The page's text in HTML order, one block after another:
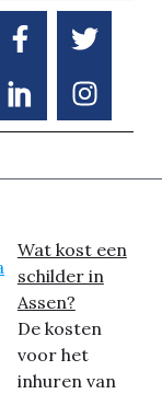
Wat kost een
schilder in
Assen?
De kosten
voor het
inhuren van